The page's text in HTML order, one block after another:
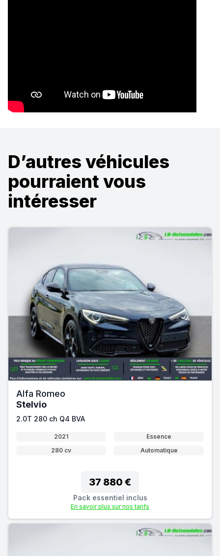
D’autres véhicules
pourraient vous
intéresser
Alfa Romeo
Stelvio
2.0T 280 ch Q4 BVA
2021
Essence
280 cv
Automatique
37 880 €
Pack essentiel inclus
En savoir plus sur nos tarifs